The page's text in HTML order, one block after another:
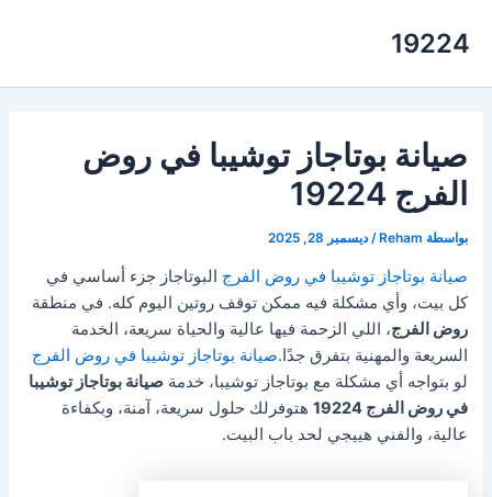
19224
صيانة بوتاجاز توشيبا في روض
الفرج 19224
بواسطة Reham
/ديسمبر 28, 2025
صيانة بوتاجاز توشيبا في روض الفرج البوتاجاز جزء أساسي في
كل بيت، وأي مشكلة فيه ممكن توقف روتين اليوم كله. في منطقة
روض الفرج، اللي الزحمة فيها عالية والحياة سريعة، الخدمة
السريعة والمهنية بتفرق جدًا.صيانة بوتاجاز توشيبا في روض الفرج
لو بتواجه أي مشكلة مع بوتاجاز توشيبا، خدمةصيانة بوتاجاز توشيبا
في روض الفرج 19224
هتوفرلك حلول سريعة، آمنة، وبكفاءة
عالية، والفني هييجي لحد باب البيت.